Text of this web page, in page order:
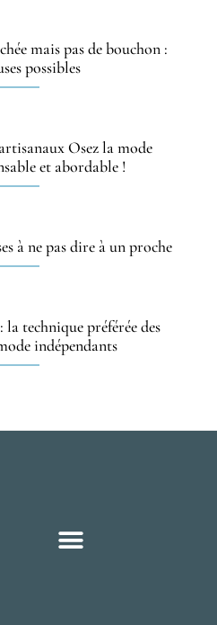
mais pas de bouchon :
possibles
Osez la mode
et abordable !
à ne pas dire à un proche
technique préférée des
indépendants